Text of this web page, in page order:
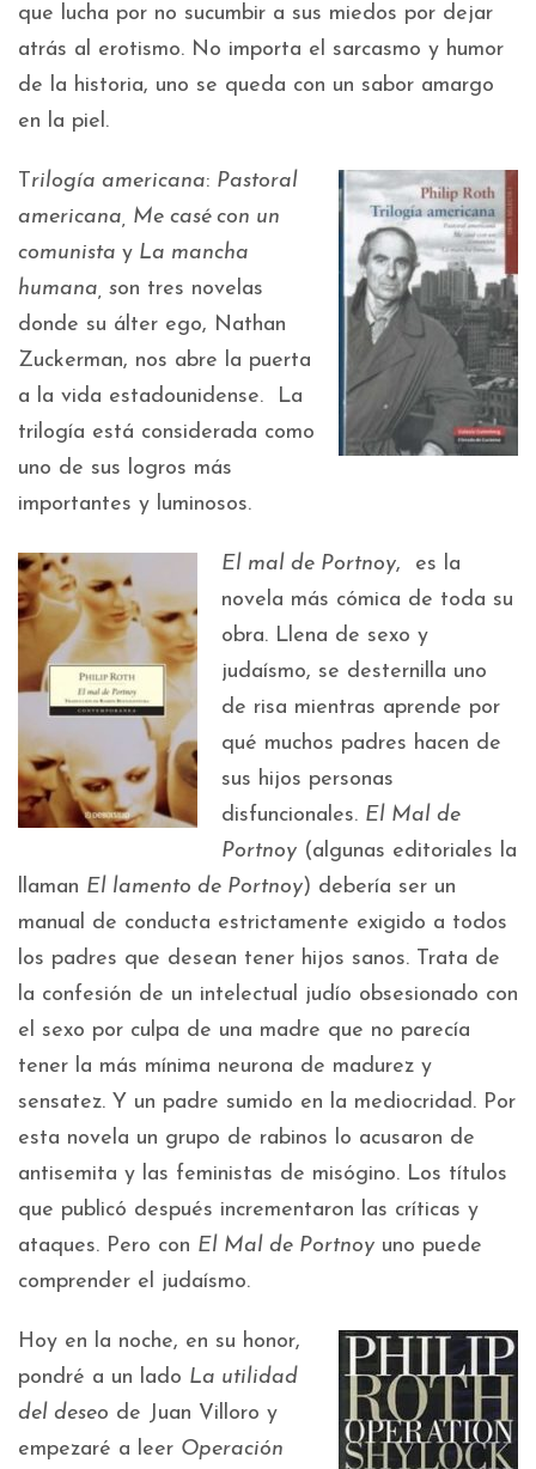
que lucha por no sucumbir a sus miedos por dejar
atrás al erotismo. No importa el sarcasmo y humor
de la historia, uno se queda con un sabor amargo
en la piel.
Trilogía americana: Pastoral
americana, Me casé con un
comunista y La mancha
humana, son tres novelas
donde su álter ego, Nathan
Zuckerman, nos abre la puerta
a la vida estadounidense. La
trilogía está considerada como
uno de sus logros más
importantes y luminosos.
El mal de Portnoy, es la
novela más cómica de toda su
obra. Llena de sexo y
judaísmo, se desternilla uno
de risa mientras aprende por
qué muchos padres hacen de
sus hijos personas
disfuncionales. El Mal de
Portnoy (algunas editoriales la
llaman El lamento de Portnoy) debería ser un
manual de conducta estrictamente exigido a todos
los padres que desean tener hijos sanos. Trata de
la confesión de un intelectual judío obsesionado con
el sexo por culpa de una madre que no parecía
tener la más mínima neurona de madurez y
sensatez. Y un padre sumido en la mediocridad. Por
esta novela un grupo de rabinos lo acusaron de
antisemita y las feministas de misógino. Los títulos
que publicó después incrementaron las críticas y
ataques. Pero con El Mal de Portnoy uno puede
comprender el judaísmo.
Hoy en la noche, en su honor,
pondré a un lado La utilidad
del deseo de Juan Villoro y
empezaré a leer Operación